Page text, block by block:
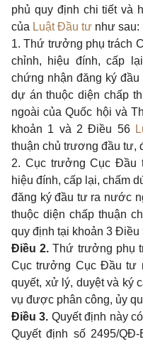
phủ quy định chi tiết và
của Luật Đầu tư như sau:
1. Thứ trưởng phụ trách
chỉnh, hiệu đính, cấp
chứng nhận đăng ký
dự án thuộc diện chấp
ngoài của Quốc hội và
khoản 1 và 2 Điều 56
thuận chủ trương đầu tư,
2. Cục trưởng Cục Đầu
hiệu đính, cấp lại, chấm
đăng ký đầu tư ra nước
thuộc diện chấp thuận
quy định tại khoản 3 Điều
Điều 2.Thứ trưởng phụ
Cục trưởng Cục Đầu tư
quyết, xử lý, duyệt và ký
vụ được phân công, ủy
Điều 3. Quyết định này
Quyết định số 2495/